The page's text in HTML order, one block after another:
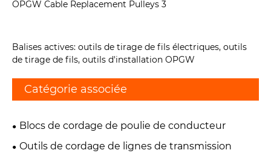
Balises actives: outils de tirage de fils électriques, outils
de tirage de fils, outils d'installation OPGW
Catégorie associée
Blocs de cordage de poulie de conducteur
Outils de cordage de lignes de transmission